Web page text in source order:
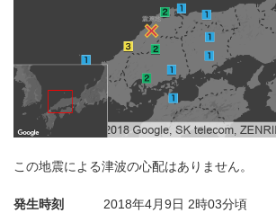
この地震による津波の心配はありません。
発生時刻 2018年4月9日 2時03分頃